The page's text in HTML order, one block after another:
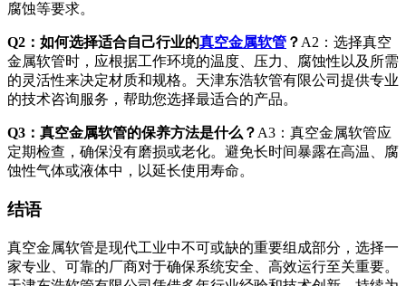
腐蚀等要求。
Q2：如何选择适合自己行业的真空金属软管 ？ A2：选择真空
金属软管时，应根据工作环境的温度、压力、腐蚀性以及所需
的灵活性来决定材质和规格。天津东浩软管有限公司提供专业
的技术咨询服务，帮助您选择最适合的产品。
Q3：真空金属软管的保养方法是什么？ A3：真空金属软管应
定期检查，确保没有磨损或老化。避免长时间暴露在高温、腐
蚀性气体或液体中，以延长使用寿命。
结语
真空金属软管是现代工业中不可或缺的重要组成部分，选择一
家专业、可靠的厂商对于确保系统安全、高效运行至关重要。